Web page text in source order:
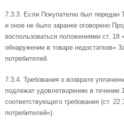
7.3.3. Если Покупателю был передан
и оное не было заранее оговорено
воспользоваться положениями ст. 18
обнаружении в товаре недостатков»
потребителей.
7.3.4. Требования о возврате
подлежат удовлетворению в течение
соответствующего требования (ст.
потребителей»).